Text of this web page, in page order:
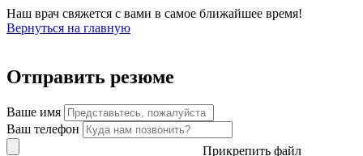
Наш врач свяжется с вами в самое ближайшее время!
Вернуться на главную
Отправить резюме
Ваше имя
Ваш телефон
Прикрепить файл